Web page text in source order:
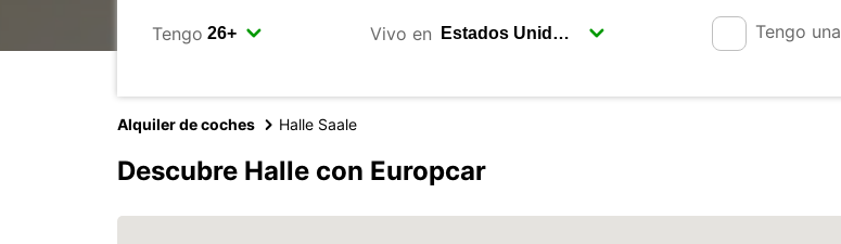
Tengo Vivo en Tengo una
Alquiler de coches Halle Saale
Descubre Halle con Europcar